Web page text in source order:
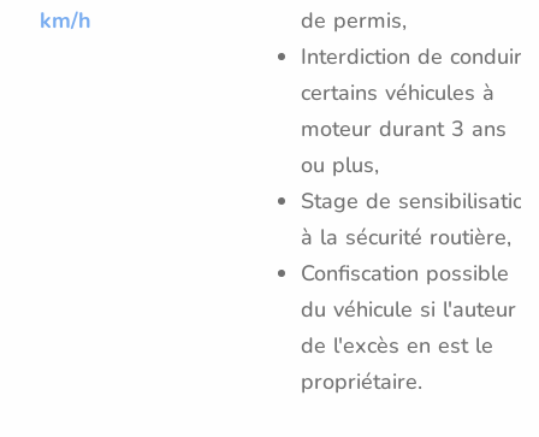
km/h
de permis,
Interdiction de conduire
certains véhicules à
moteur durant 3 ans
ou plus,
Stage de sensibilisation
à la sécurité routière,
Confiscation possible
du véhicule si l'auteur
de l'excès en est le
propriétaire.